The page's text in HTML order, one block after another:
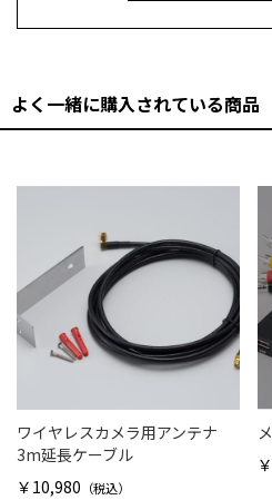
よく一緒に購入されている商品
ワイヤレスカメラ用アンテナ
3m延長ケーブル
￥10,980 （税込）